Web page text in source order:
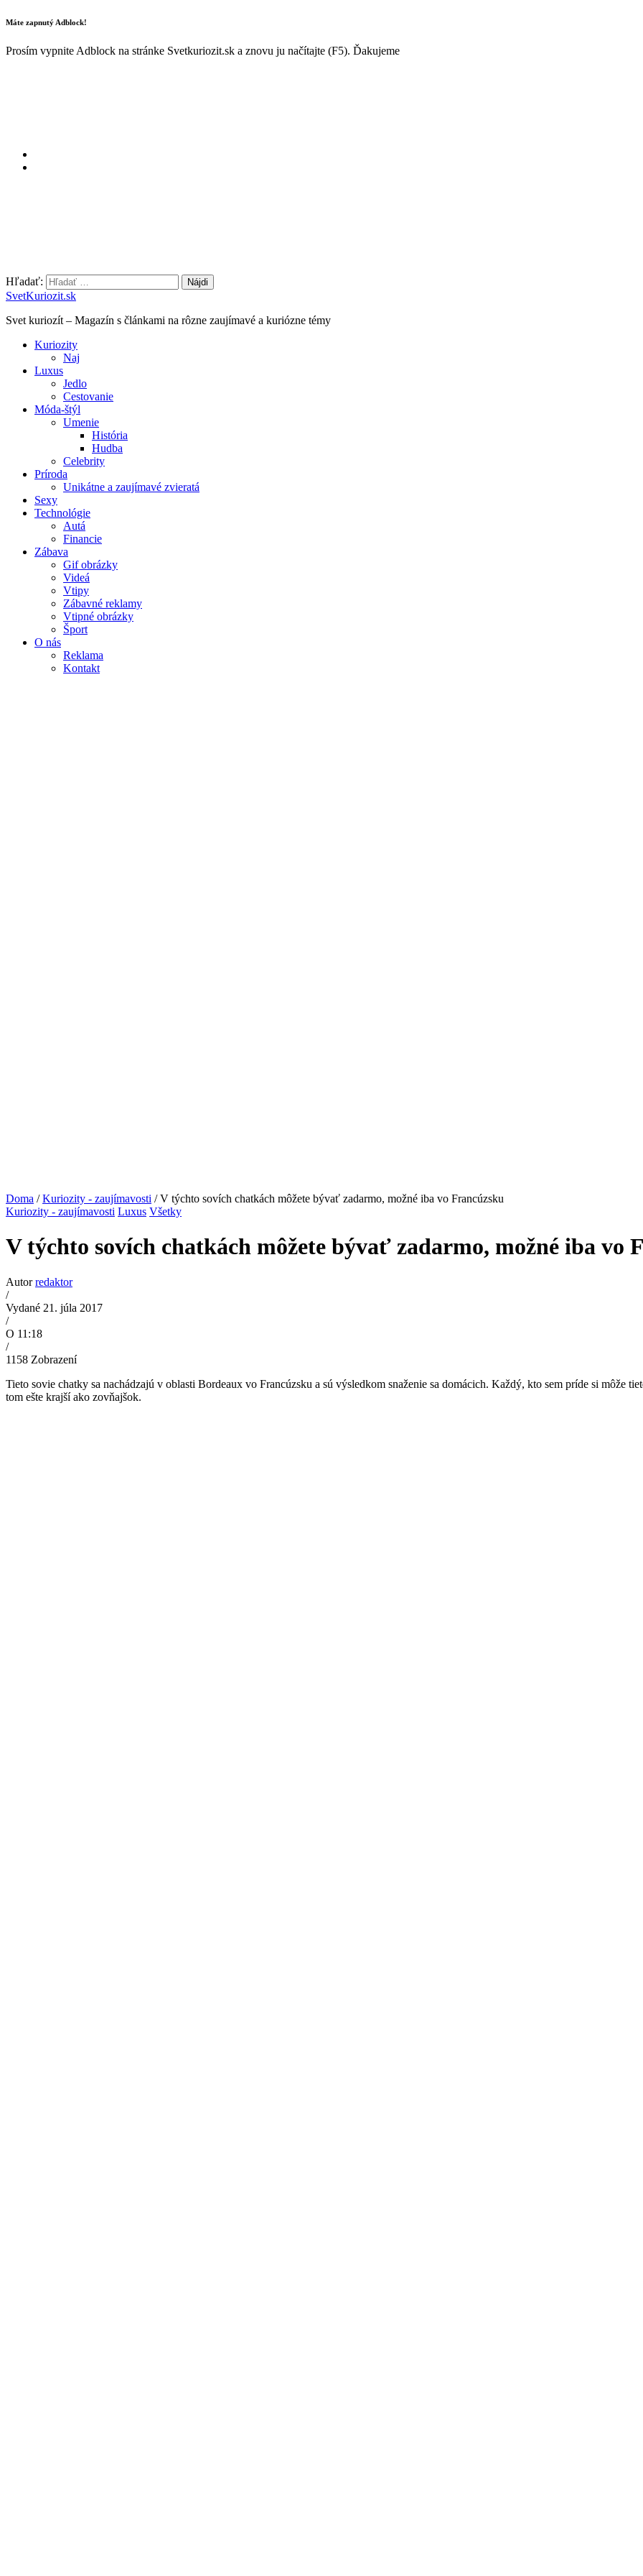
Máte zapnutý Adblock!
Prosím vypnite Adblock na stránke Svetkuriozit.sk a znovu ju načítajte (F5). Ďakujeme
Hľadať:
SvetKuriozit.sk
Svet kuriozít – Magazín s článkami na rôzne zaujímavé a kuriózne témy
Kuriozity
Naj
Luxus
Jedlo
Cestovanie
Móda-štýl
Umenie
História
Hudba
Celebrity
Príroda
Unikátne a zaujímavé zvieratá
Sexy
Technológie
Autá
Financie
Zábava
Gif obrázky
Videá
Vtipy
Zábavné reklamy
Vtipné obrázky
Šport
O nás
Reklama
Kontakt
Doma /Kuriozity - zaujímavosti / V týchto sovích chatkách môžete bývať zadarmo, možné iba vo Francúzsku
Kuriozity - zaujímavosti Luxus Všetky
V týchto sovích chatkách môžete bývať zadarmo, možné iba vo
Autorredaktor
/
Vydané 21. júla 2017
/
O 11:18
/
1158 Zobrazení
Tieto sovie chatky sa nachádzajú v oblasti Bordeaux vo Francúzsku a sú výsledkom snaženie sa domácich. Každý, kto sem príde si môže
tom ešte krajší ako zovňajšok.